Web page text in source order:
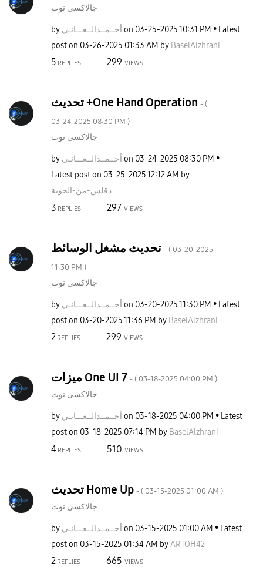
جالاكسى نوت
by أحــمــدالــعـــانـي on ‎03-25-202510:31 PM
Latest
post on ‎03-26-2025 01:33 AM by BaselAlzhrani
5 REPLIES 299 VIEWS
تحديث +One Hand Operation - (
‎03-24-2025 08:30 PM )
جالاكسى نوت
by أحــمــدالــعـــانـي on ‎03-24-2025 08:30 PM
Latest post on ‎03-25-202512:12 AM by
دقلس-من-الحوية
3 REPLIES 297 VIEWS
تحديث مشغل الوسائط - ( ‎03-20-2025
11:30 PM )
جالاكسى نوت
by أحــمــدالــعـــانـي on ‎03-20-202511:30 PM
Latest
post on ‎03-20-202511:36 PM by BaselAlzhrani
2REPLIES 299 VIEWS
ميزات One UI 7 - ( ‎03-18-2025 04:00 PM )
جالاكسى نوت
by أحــمــدالــعـــانـي on ‎03-18-2025 04:00 PM
Latest
post on ‎03-18-2025 07:14 PM by BaselAlzhrani
4REPLIES 510 VIEWS
تحديث Home Up - ( ‎03-15-2025 01:00 AM )
جالاكسى نوت
by أحــمــدالــعـــانـي on ‎03-15-2025 01:00 AM
Latest
post on ‎03-15-2025 01:34 AM byARTOH42
2REPLIES 665 VIEWS